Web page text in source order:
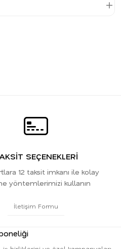
SEÇENEKLERİ
12 taksit imkanı ile kolay
yöntemlerimizi kullanın
İletişim Formu